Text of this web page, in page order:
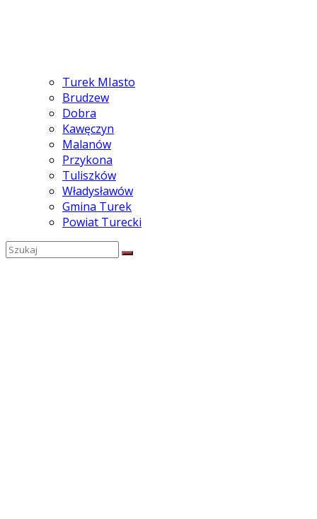
Turek MIasto
Brudzew
Dobra
Kawęczyn
Malanów
Przykona
Tuliszków
Władysławów
Gmina Turek
Powiat Turecki